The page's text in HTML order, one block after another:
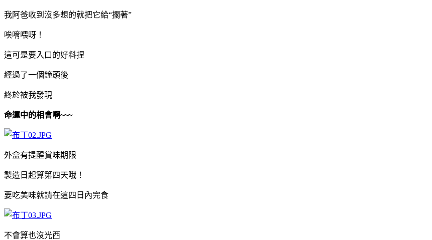
我阿爸收到沒多想的就把它給“擱著”
唉唷喂呀！
這可是要入口的好料捏
經過了一個鐘頭後
終於被我發現
命運中的相會啊~~~
外盒有提醒賞味期限
製造日起算第四天哦！
要吃美味就請在這四日內完食
不會算也沒光西